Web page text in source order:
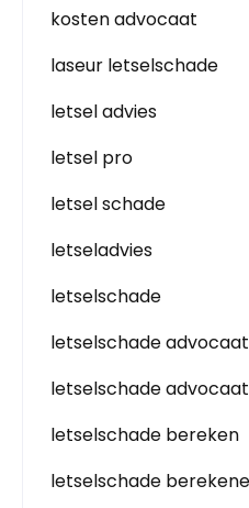
kosten advocaat
laseur letselschade
letsel advies
letsel pro
letsel schade
letseladvies
letselschade
letselschade
letselschade
letselschade bereken
letselschade